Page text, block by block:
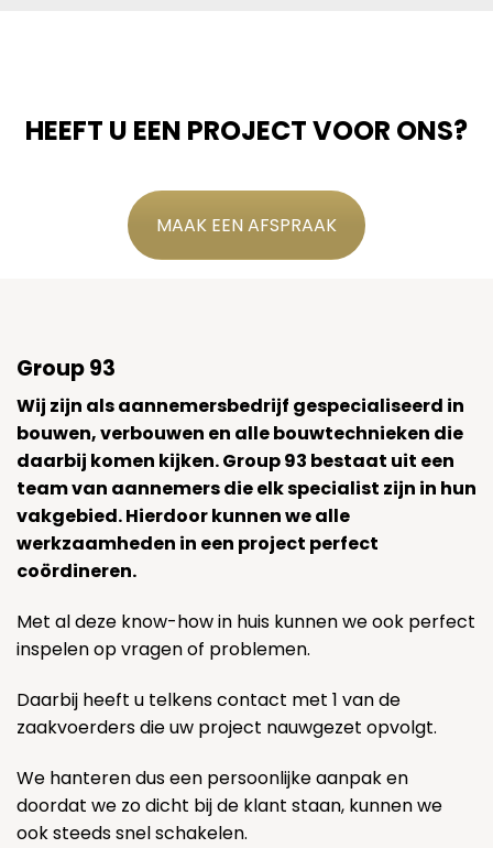
HEEFT U EEN PROJECT VOOR ONS?
MAAK EEN AFSPRAAK
Group 93
Wij zijn als aannemersbedrijf gespecialiseerd in
bouwen, verbouwen en alle bouwtechnieken die
daarbij komen kijken. Group 93 bestaat uit een
team van aannemers die elk specialist zijn in hun
vakgebied. Hierdoor kunnen we alle
werkzaamheden in een project perfect
coördineren.
Met al deze know-how in huis kunnen we ook perfect
inspelen op vragen of problemen.
Daarbij heeft u telkens contact met 1 van de
zaakvoerders die uw project nauwgezet opvolgt.
We hanteren dus een persoonlijke aanpak en
doordat we zo dicht bij de klant staan, kunnen we
ook steeds snel schakelen.